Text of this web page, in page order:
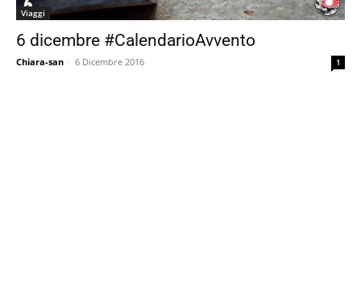
Viaggi
6 dicembre #CalendarioAvvento
Chiara-san - 6 Dicembre 2016 1